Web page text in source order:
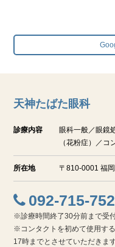
天神たばた眼科
診療内容
眼科一般／眼鏡
（花粉症）／コ
所在地 〒810-0001 福
092-715-
※診療時間終了30分前まで受
※コンタクトを初めて使用す
17時までとさせていただきます